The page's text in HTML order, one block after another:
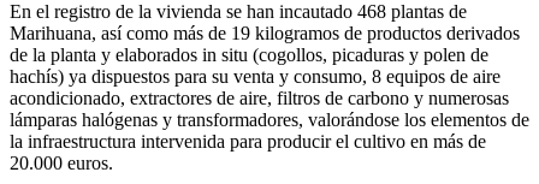
En el registro de la vivienda se han incautado 468 plantas de
Marihuana, así como más de 19 kilogramos de productos derivados
de la planta y elaborados in situ (cogollos, picaduras y polen de
hachís) ya dispuestos para su venta y consumo, 8 equipos de aire
acondicionado, extractores de aire, filtros de carbono y numerosas
lámparas halógenas y transformadores, valorándose los elementos de
la infraestructura intervenida para producir el cultivo en más de
20.000 euros.